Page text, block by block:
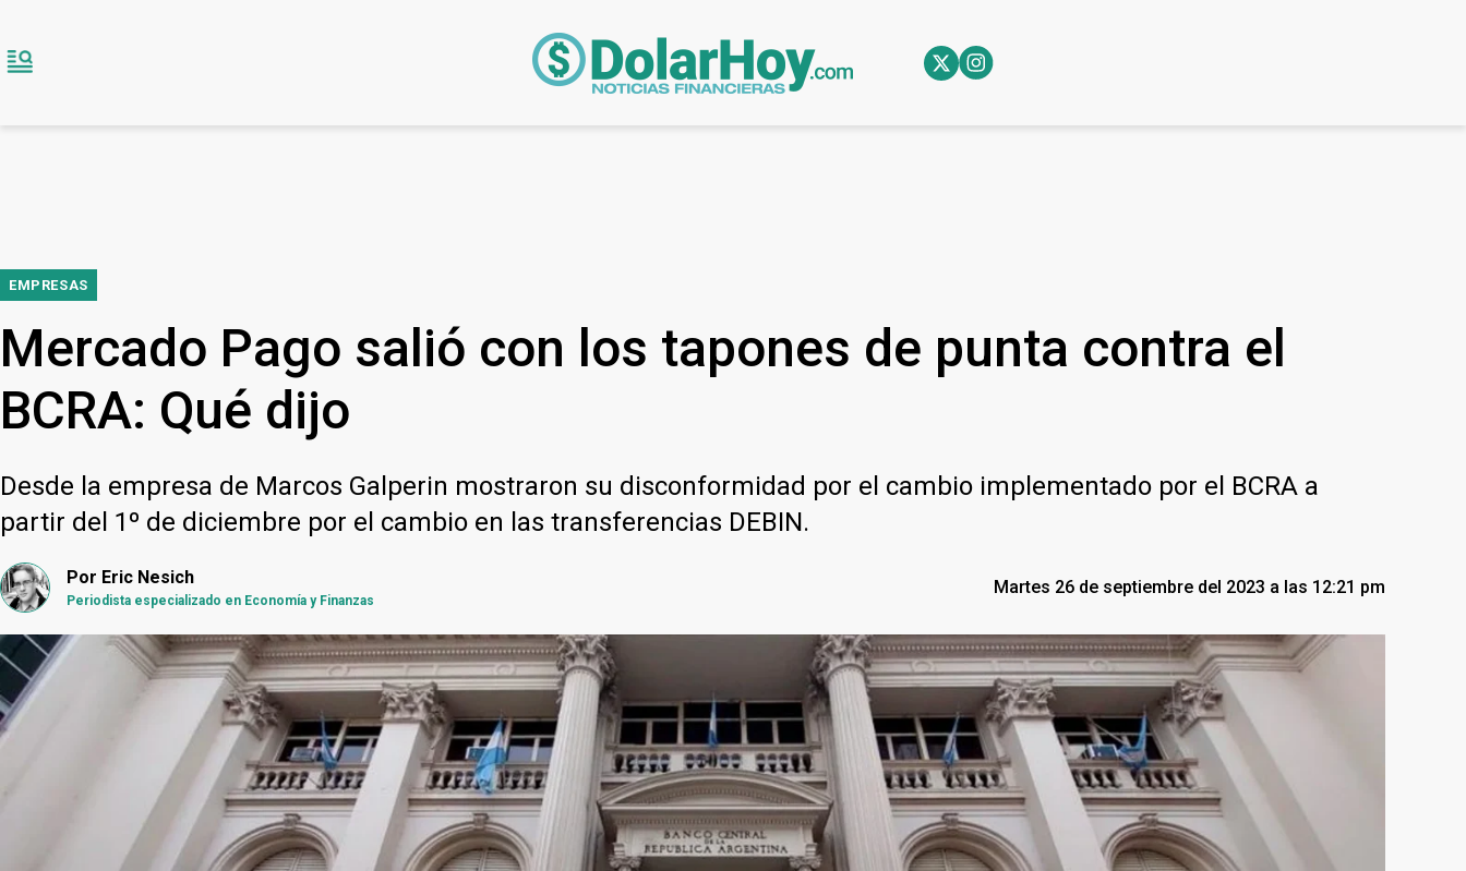
EMPRESAS
Mercado Pago salió con los tapones de punta contra el
BCRA: Qué dijo
Desde la empresa de Marcos Galperin mostraron su disconformidad por el cambio implementado por el BCRA a
partir del 1º de diciembre por el cambio en las transferencias DEBIN.
Por Eric Nesich
Periodista especializado en Economía y Finanzas
Martes 26 de septiembre del 2023 a las 12:21 pm